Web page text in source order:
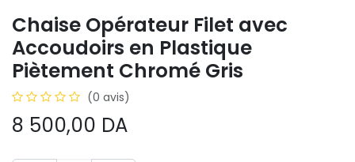
Chaise Opérateur Filet avec
Accoudoirs en Plastique
Piètement Chromé Gris
(0 avis)
8 500,00 DA